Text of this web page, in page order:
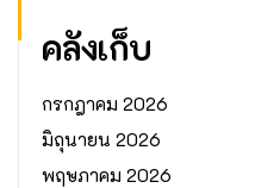
คลังเก็บ
กรกฎาคม 2026
มิถุนายน 2026
พฤษภาคม 2026